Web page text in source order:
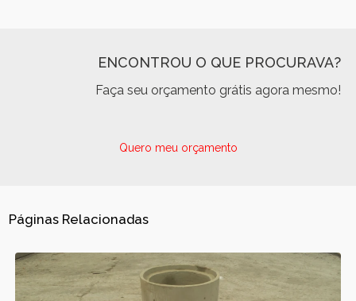
ENCONTROU O QUE PROCURAVA?
Faça seu orçamento grátis agora mesmo!
Quero meu orçamento
Páginas Relacionadas